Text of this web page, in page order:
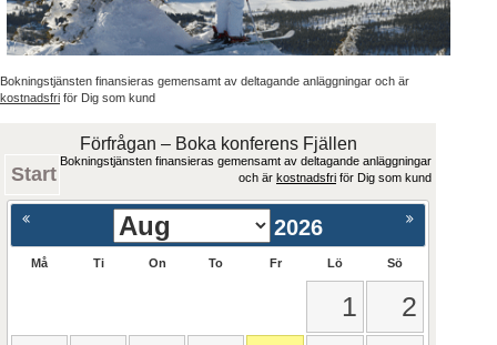
Bokningstjänsten finansieras gemensamt av deltagande anläggningar och är
kostnadsfri för Dig som kund
Förfrågan – Boka konferens Fjällen
Start
Bokningstjänsten finansieras gemensamt av deltagande anläggningar
och är kostnadsfri för Dig som kund
2026
Må Ti On To Fr Lö Sö
1
2